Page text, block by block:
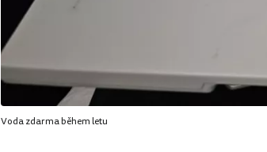
Voda zdarma během letu